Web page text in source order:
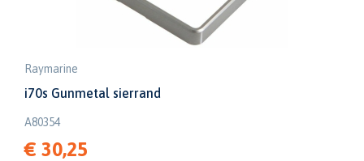
Raymarine
i70s Gunmetal sierrand
A80354
€ 30,25